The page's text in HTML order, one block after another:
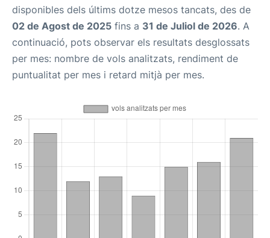
disponibles dels últims dotze mesos tancats, des de
02 de Agost de 2025 fins a 31 de Juliol de 2026. A
continuació, pots observar els resultats desglossats
per mes: nombre de vols analitzats, rendiment de
puntualitat per mes i retard mitjà per mes.